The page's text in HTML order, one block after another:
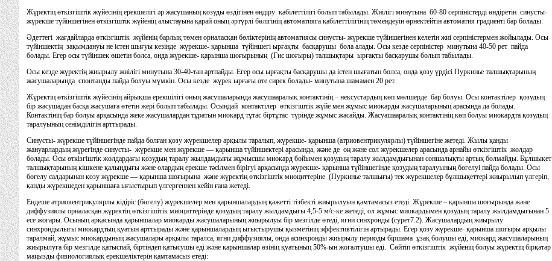
Жүректің өткізгіштік жүйесінің ерекшелігі әр жасушаның қозуды өздігінен өндіру қабілеттілігі болып табылады. Жиілігі минутына 60-80 серпіністерді өндіретін синусты-
жүрекше түйіншегінен өткізгіштік жүйенің алыстауына қарай оның әртүрлі бөлігінің автоматияға қабілеттілігінің төмендеуін өрнектейтін автоматия градиенті бар болады.
Әдеттегі жағдайларда өткізгіштік жүйенің барлық төмен орналасқан бөліктерінің автоматиясы синусты- жүрекше түйіншегінен келетін жиі серпіністермен жойылады. Осы
түйіншектің зақымдануы не істен шығуы кезінде жүрекше- қарынша түйіншегі ырғақты басқарушы бола алады. Осы кезде серпіністер минутына 40-50 рет пайда
болады. Егер осы түйіншек өшетін болса, онда жүрекше- қарынша шоғырының (Гис шоғыры) талшықтары ырғақты басқарушы болып табылады.
Осы кезде жүректің жиырылу жиілігі минутына 30-40-тан артпайды. Егер осы ырғақты басқарушы да істен шығатын болса, онда қозу үрдісі Пуркинье талшықтарының
жасушаларында спонтанды пайда болуы мүмкін. Осы кезде жүрек ырғағы өте сирек болады- минутына шамамен 20 рет.
Жүректің өткізгіштік жүйесінің айрықша ерекшілігі оның жасушаларында жасушааралық контактінің – нексустардың көп мөлшерде бар болуы. Осы контактілер қозудың
бір жасушадан басқа жасушаға өтетін жері болып табылады. Осындай контактілер өткізгіштік жүйе мен жұмыс миокарды жасушаларының арасында да болады.
Контактінің бар болуы арқасында жеке жасушалардан тұратын миокард тұтас біртұтас түрінде жұмыс жасайды. Жасуашааралық контактінің көп болуы миокардта қозудың
таралуының сенімділігін арттырады.
Синусты- жүрекше түйіншегінде пайда болған қозу жүрекшелер арқылы таралып, жүрекше- қарынша (атриовентрикулярлы) түйіншегіне жетеді. Жылы қанды
жануарлардың жүрегінде синусты- жүрекше мен жүрекше — қарынша түйіншектері арасында, және де оң және сол жүрекшелер арасында арнайы өткізгіштік жолдар
болады. Осы өткізгіштік жолдардағы қозудың таралу жылдамдығы жұмысшы миокард бойымен қозудың таралу жылдамдығынан соншалықты артық болмайды. Бұлшықет
талшықтарының кішкене қалындығы және олардың ерекше тәсілмен бірігуі арқасында жүрекше- қарынша түйіншегінде қозудың таралуының бөгелуі пайда болады. Осы
бөгелу салдарынан қозу жүрекше — қарынша шоғырына және жүректің өткізгіштік миоциттеріне (Пуркинье талшығы) тек жүрекшелер бұлшықеттері жиырылып үлгеріп,
қанды жүрекшеден қарыншаға ығыстырып үлгергеннен кейін ғана жетеді.
Ендеше атриовентрикулярлы кідіріс (бөгелу) жүрекшелер мен қарыншалардың қажетті тізбекті жиырылуын қамтамасыз етеді. Жүрекше – қарынша шоғырында және
диффузиялы орналасқан жүректің өткізгішітік миоциттерінде қозудың таралу жылдамдығы 4,5-5 м/с-ке жетеді, ол жұмыс миокардымен қозудың таралу жылдамдығынан 5
есе жоғары. Осының арқасында қарыншалар миокарды жасушаларының жиырылуы бір мезгілде өтеді, яғни синхронды (сурет7.2). Жасушалардың жиырылу
синхрондылығы миокардтың қуатын арттырады және қарыншалардың ығыстырушы қызметінің эффективтілігін артырады. Егер қозу жүрекше- қарынша шоғыры арқылы
таралмай, жұмыс миокардының жасушалары арқылы таралса, яғни диффузиялы, онда асинхронды жиырылу периоды біршама ұзақ болушы еді, миокард жасушаларының
жиырылуға бір мезгілде қатыспай, біртіндеп қатысушы еді және қарыншалар өзінің қуатының 50%-ын жоғалтушы еді. Сөйтіп өткізгіштік жүйенің болуы жүректің бірқатар
маңызды физиологиялық ерекшеліктерін қамтамасыз етеді: